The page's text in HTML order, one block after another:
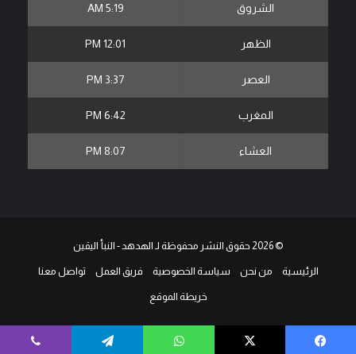
الشروق 5:19 AM
الظهر 12:01 PM
العصر 3:37 PM
المغرب 6:42 PM
العشاء 8:07 PM
© 2026 حقوق النشر محفوظة لـ الهدهد - النبأ اليقين
الرئيسية من نحن سياسة الخصوصية فريق العمل تواصل معنا
خريطة الموقع